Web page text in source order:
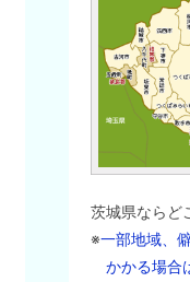
茨城県ならど
※一部地域、
かかる場合